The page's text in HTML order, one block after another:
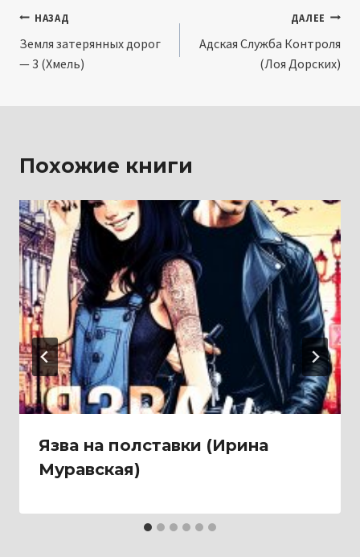
Навигация
по
НАЗАД
Земля затерянных дорог
— 3 (Хмель)
ДАЛЕЕ
Адская Служба Контроля
(Лоя Дорских)
Похожие книги
Язва на полставки (Ирина
Муравская)